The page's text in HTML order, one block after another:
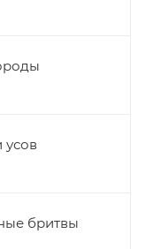
усов
бритвы